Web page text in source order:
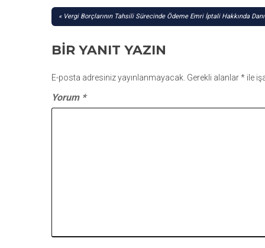
YAZI
Vergi Borçlarının Tahsili Sürecinde Ödeme Emri İptali Hakkında
BIR YANIT YAZIN
E-posta adresiniz yayınlanmayacak. Gerekli alanlar* ile
Yorum *